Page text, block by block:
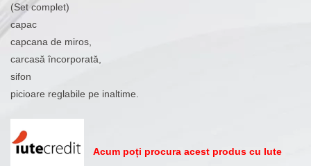
(Set complet)
capac
capcana de miros,
carcasă încorporată,
sifon
picioare reglabile pe inaltime.
Acum poți procura acest produs cu Iute